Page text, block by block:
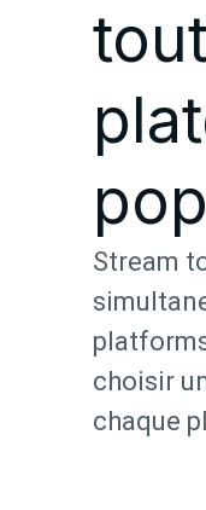
Stream
choisir
chaque